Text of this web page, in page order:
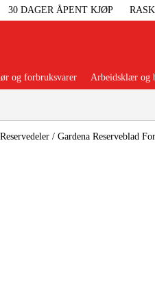
30 DAGER ÅPENT KJØP
og forbruksvarer Arbeidsklær og
Reservedeler /